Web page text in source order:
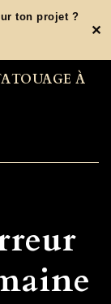
ton projet ?
✕